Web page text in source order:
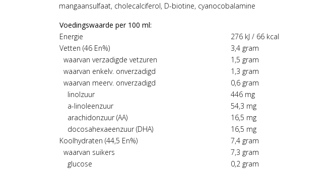
mangaansulfaat, cholecalciferol, D-biotine, cyanocobalamine
Voedingswaarde per 100 ml:
Energie
276 kJ / 66 kcal
Vetten (46 En%)
3,4 gram
waarvan verzadigde vetzuren
1,5 gram
waarvan enkelv. onverzadigd
1,3 gram
waarvan meerv. onverzadigd
0,6 gram
linolzuur
446 mg
a-linoleenzuur
54,3 mg
arachidonzuur (AA)
16,5 mg
docosahexaeenzuur (DHA)
16,5 mg
Koolhydraten (44,5 En%)
7,4 gram
waarvan suikers
7,3 gram
glucose
0,2 gram